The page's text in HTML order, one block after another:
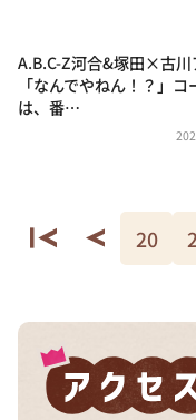
A.B.C-Z河合&塚田×古川
「なんでやねん！？」コ
は、番…
20